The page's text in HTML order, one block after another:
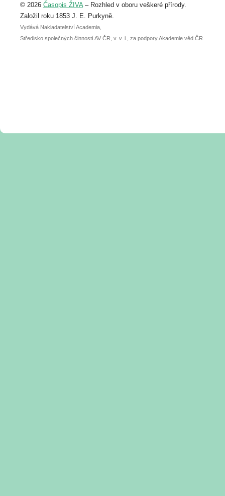
abstraktu přihlášené přednášky nebo
posteru je už 30. června.
© 2026 Časopis ŽIVA– Rozhled v oboru veškeré přírody.
Založil roku 1853 J. E. Purkyně.
Vydává Nakladatelství Academia,
Středisko společných činností AV ČR, v. v. i., za podpory Akademie věd ČR.